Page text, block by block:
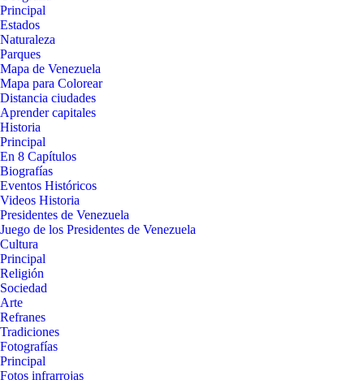
Principal
Estados
Naturaleza
Parques
Mapa de Venezuela
Mapa para Colorear
Distancia ciudades
Aprender capitales
Historia
Principal
En 8 Capítulos
Biografías
Eventos Históricos
Videos Historia
Presidentes de Venezuela
Juego de los Presidentes de Venezuela
Cultura
Principal
Religión
Sociedad
Arte
Refranes
Tradiciones
Fotografías
Principal
Fotos infrarrojas